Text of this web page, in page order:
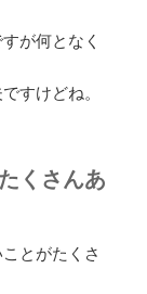
が何となく
すけどね。
くさんあ
とがたくさ